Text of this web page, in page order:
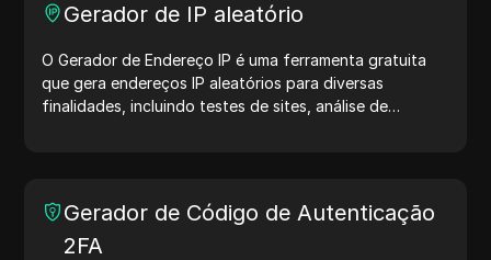
Gerador de IP aleatório
O Gerador de Endereço IP é uma ferramenta gratuita
que gera endereços IP aleatórios para diversas
finalidades, incluindo testes de sites, análise de
para testar geolocalização, verificar privacidade e
muito mais. Simplifique seus fluxos de trabalho e
otimize seu processo de desenvolvimento — gere
Gerador de Código de Autenticação
2FA